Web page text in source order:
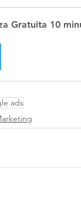
Gratuita 10
ads